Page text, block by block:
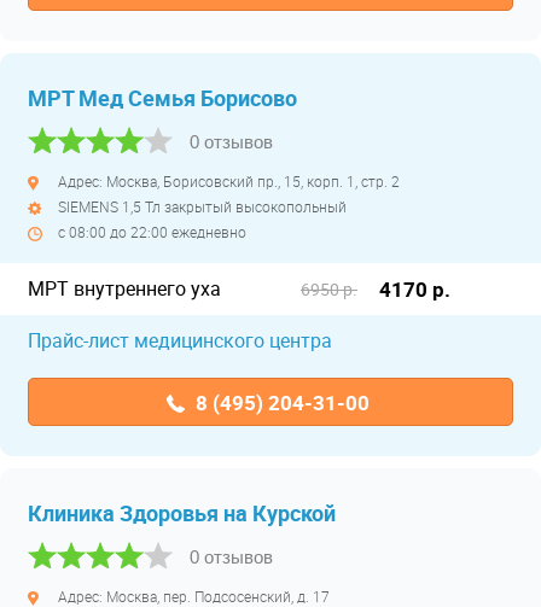
МРТ Мед Семья Борисово
0 отзывов
Адрес: Москва, Борисовский пр., 15, корп. 1, стр. 2
SIEMENS 1,5 Тл закрытый высокопольный
с 08:00 до 22:00 ежедневно
МРТ внутреннего уха 6950 р. 4170 р.
Прайс-лист медицинского центра
8 (495) 204-31-00
Клиника Здоровья на Курской
0 отзывов
Адрес: Москва, пер. Подсосенский, д. 17